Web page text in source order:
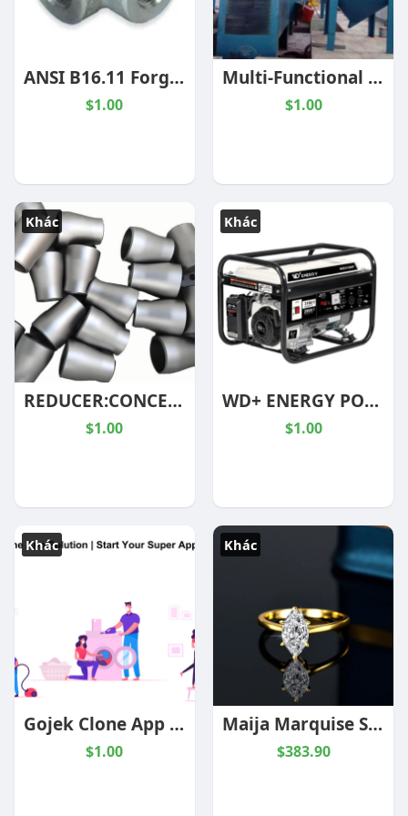
ANSI B16.11 Forged Steel Cross, 1/2-4 Inch, BW, SW, NPT
$1.00
Multi-Functional Shot Blasting Equipment
$1.00
Khác
REDUCER:CONCENTRIC,1X1/2IN,BE,ASTM A403-WP304/304L ,SCH-80S,ASME B16.9
$1.00
Khác
WD+ ENERGY PORTABLE PETROL GENERATOR SET SELECTION SHEET
$1.00
Khác
Gojek Clone App Solution | Start Your Super App Business
$1.00
Khác
Maija Marquise Solitaire Ring
$383.90